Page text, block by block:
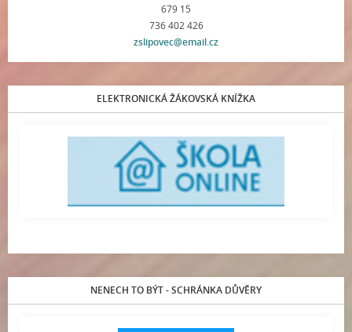
679 15
736 402 426
zslipovec@email.cz
ELEKTRONICKÁ ŽÁKOVSKÁ KNÍŽKA
NENECH TO BÝT - SCHRÁNKA DŮVĚRY